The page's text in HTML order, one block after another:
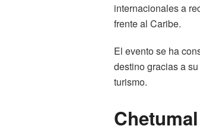
internacionales a
frente al Caribe.
El evento se ha
destino gracias a
turismo.